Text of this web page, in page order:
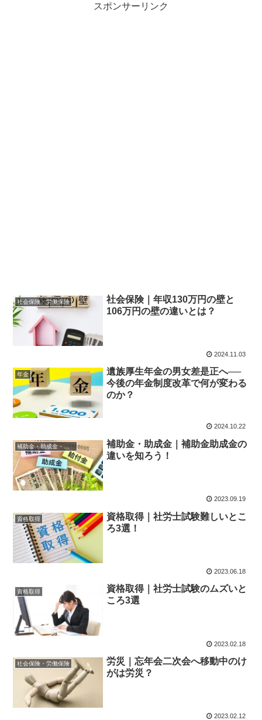
スポンサーリンク
社会保険・労働保険
社会保険｜年収130万円の壁と
106万円の壁の違いとは？
2024.11.03
年金
遺族厚生年金の男女差是正へ──
今後の年金制度改革で何が変わる
のか？
2024.10.22
補助金・助成金・融資
補助金・助成金｜補助金助成金の
違いを知ろう！
2023.09.19
資格取得
資格取得｜社労士試験難しいとこ
ろ3選！
2023.06.18
資格取得
資格取得｜社労士試験のムズいと
ころ3選
2023.02.18
社会保険・労働保険
労災｜忘年会二次会へ移動中のけ
がは労災？
2023.02.12